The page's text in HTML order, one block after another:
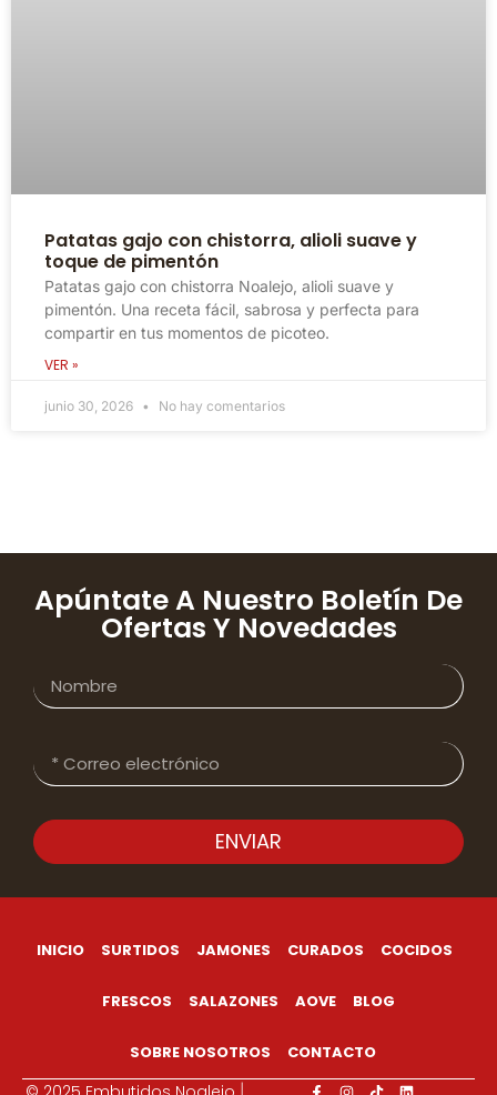
Patatas gajo con chistorra, alioli suave y
toque de pimentón
Patatas gajo con chistorra Noalejo, alioli suave y
pimentón. Una receta fácil, sabrosa y perfecta para
compartir en tus momentos de picoteo.
VER »
junio 30, 2026 No hay comentarios
Apúntate A Nuestro Boletín De
Ofertas Y Novedades
ENVIAR
INICIO SURTIDOS JAMONES CURADOS COCIDOS
FRESCOS SALAZONES AOVE BLOG
SOBRE NOSOTROS CONTACTO